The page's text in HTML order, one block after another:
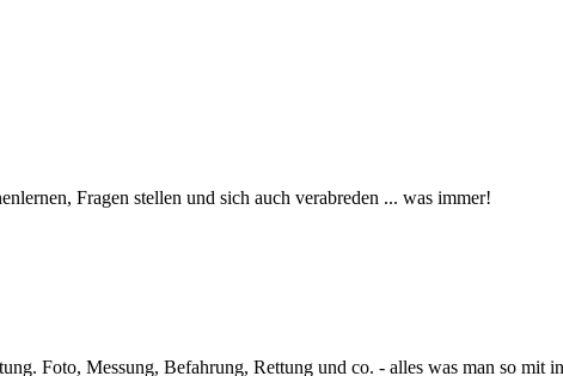
Fragen stellen und sich auch verabreden ... was immer!
Foto, Messung, Befahrung, Rettung und co. - alles was man so mit